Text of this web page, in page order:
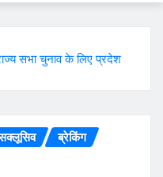
सभा चुनाव के लिए प्रदेश
ब्रेकिंग